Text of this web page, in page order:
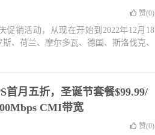
赞(0)
促销活动，从现在开始到2022年12月18
、荷兰、摩尔多瓦、德国、斯洛伐克、
月五折，圣诞节套餐$99.99/
CMI带宽
赞(0)